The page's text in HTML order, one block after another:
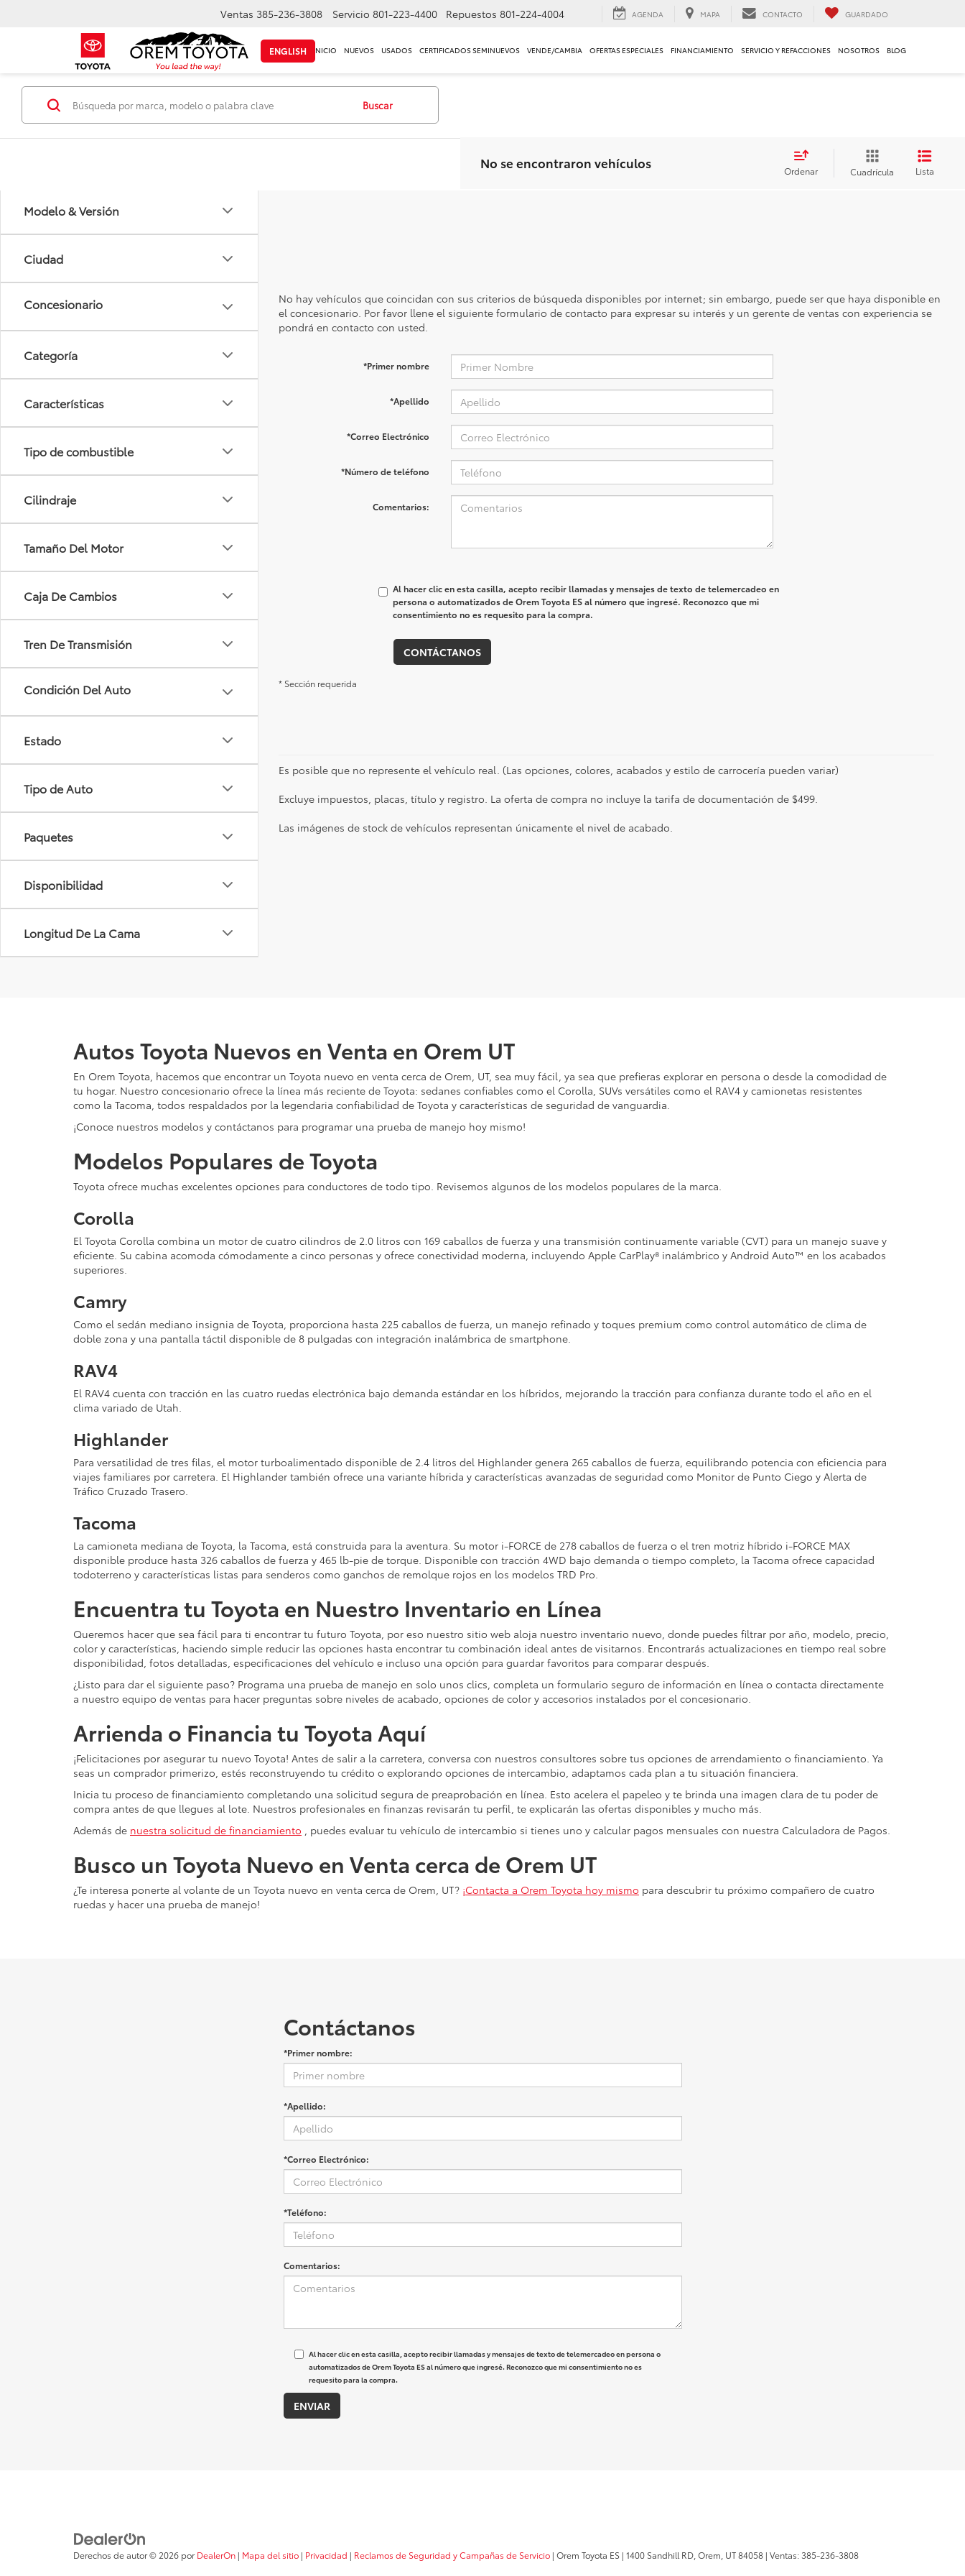
ENGLISH
Ventas 385-236-3808 Servicio 801-223-4400 Repuestos 801-224-4004 AGENDA MAPA CONTACTO GUARDADO
INICIO NUEVOS USADOS CERTIFICADOS SEMINUEVOS VENDE/CAMBIA OFERTAS ESPECIALES FINANCIAMIENTO SERVICIO Y REFACCIONES NOSOTROS BLOG
Modelo & Versión
Ciudad
Categoría
Características
Tipo de combustible
Cilindraje
Tamaño Del Motor
Caja De Cambios
Tren De Transmisión
Estado
Tipo de Auto
Paquetes
Disponibilidad
Longitud De La Cama
Buscar
No se encontraron vehículos Ordenar Cuadrícula Lista
No hay vehículos que coincidan con sus criterios de búsqueda disponibles por internet; sin embargo, puede ser que haya disponible en
el concesionario. Por favor llene el siguiente formulario de contacto para expresar su interés y un gerente de ventas con experiencia se
pondrá en contacto con usted.
*Primer nombre
*Apellido
*Correo Electrónico
*Número de teléfono
Comentarios:
Al hacer clic en esta casilla, acepto recibir llamadas y mensajes de texto de telemercadeo en
persona o automatizados de Orem Toyota ES al número que ingresé. Reconozco que mi
consentimiento no es requesito para la compra.
CONTÁCTANOS
* Sección requerida
Es posible que no represente el vehículo real. (Las opciones, colores, acabados y estilo de carrocería pueden variar)
Excluye impuestos, placas, título y registro. La oferta de compra no incluye la tarifa de documentación de $499.
Las imágenes de stock de vehículos representan únicamente el nivel de acabado.
Autos Toyota Nuevos en Venta en Orem UT
En Orem Toyota, hacemos que encontrar un Toyota nuevo en venta cerca de Orem, UT, sea muy fácil, ya sea que prefieras explorar en persona o desde la comodidad de
tu hogar. Nuestro concesionario ofrece la línea más reciente de Toyota: sedanes confiables como el Corolla, SUVs versátiles como el RAV4 y camionetas resistentes
como la Tacoma, todos respaldados por la legendaria confiabilidad de Toyota y características de seguridad de vanguardia.
¡Conoce nuestros modelos y contáctanos para programar una prueba de manejo hoy mismo!
Modelos Populares de Toyota
Toyota ofrece muchas excelentes opciones para conductores de todo tipo. Revisemos algunos de los modelos populares de la marca.
Corolla
El Toyota Corolla combina un motor de cuatro cilindros de 2.0 litros con 169 caballos de fuerza y una transmisión continuamente variable (CVT) para un manejo suave y
eficiente. Su cabina acomoda cómodamente a cinco personas y ofrece conectividad moderna, incluyendo Apple CarPlay® inalámbrico y Android Auto™ en los acabados
superiores.
Camry
Como el sedán mediano insignia de Toyota, proporciona hasta 225 caballos de fuerza, un manejo refinado y toques premium como control automático de clima de
doble zona y una pantalla táctil disponible de 8 pulgadas con integración inalámbrica de smartphone.
RAV4
El RAV4 cuenta con tracción en las cuatro ruedas electrónica bajo demanda estándar en los híbridos, mejorando la tracción para confianza durante todo el año en el
clima variado de Utah.
Highlander
Para versatilidad de tres filas, el motor turboalimentado disponible de 2.4 litros del Highlander genera 265 caballos de fuerza, equilibrando potencia con eficiencia para
viajes familiares por carretera. El Highlander también ofrece una variante híbrida y características avanzadas de seguridad como Monitor de Punto Ciego y Alerta de
Tráfico Cruzado Trasero.
Tacoma
La camioneta mediana de Toyota, la Tacoma, está construida para la aventura. Su motor i-FORCE de 278 caballos de fuerza o el tren motriz híbrido i-FORCE MAX
disponible produce hasta 326 caballos de fuerza y 465 lb-pie de torque. Disponible con tracción 4WD bajo demanda o tiempo completo, la Tacoma ofrece capacidad
todoterreno y características listas para senderos como ganchos de remolque rojos en los modelos TRD Pro.
Encuentra tu Toyota en Nuestro Inventario en Línea
Queremos hacer que sea fácil para ti encontrar tu futuro Toyota, por eso nuestro sitio web aloja nuestro inventario nuevo, donde puedes filtrar por año, modelo, precio,
color y características, haciendo simple reducir las opciones hasta encontrar tu combinación ideal antes de visitarnos. Encontrarás actualizaciones en tiempo real sobre
disponibilidad, fotos detalladas, especificaciones del vehículo e incluso una opción para guardar favoritos para comparar después.
¿Listo para dar el siguiente paso? Programa una prueba de manejo en solo unos clics, completa un formulario seguro de información en línea o contacta directamente
a nuestro equipo de ventas para hacer preguntas sobre niveles de acabado, opciones de color y accesorios instalados por el concesionario.
Arrienda o Financia tu Toyota Aquí
¡Felicitaciones por asegurar tu nuevo Toyota! Antes de salir a la carretera, conversa con nuestros consultores sobre tus opciones de arrendamiento o financiamiento. Ya
seas un comprador primerizo, estés reconstruyendo tu crédito o explorando opciones de intercambio, adaptamos cada plan a tu situación financiera.
Inicia tu proceso de financiamiento completando una solicitud segura de preaprobación en línea. Esto acelera el papeleo y te brinda una imagen clara de tu poder de
compra antes de que llegues al lote. Nuestros profesionales en finanzas revisarán tu perfil, te explicarán las ofertas disponibles y mucho más.
Además de nuestra solicitud de financiamiento , puedes evaluar tu vehículo de intercambio si tienes uno y calcular pagos mensuales con nuestra Calculadora de Pagos.
Busco un Toyota Nuevo en Venta cerca de Orem UT
¿Te interesa ponerte al volante de un Toyota nuevo en venta cerca de Orem, UT? ¡Contacta a Orem Toyota hoy mismo para descubrir tu próximo compañero de cuatro
ruedas y hacer una prueba de manejo!
Contáctanos
*Primer nombre:
*Apellido:
*Correo Electrónico:
*Teléfono:
Comentarios:
Al hacer clic en esta casilla, acepto recibir llamadas y mensajes de texto de telemercadeo en persona o
automatizados de Orem Toyota ES al número que ingresé. Reconozco que mi consentimiento no es
requesito para la compra.
Derechos de autor © 2026 porDealerOn | Mapa del sitio | Privacidad | Reclamos de Seguridad y Campañas de Servicio | Orem Toyota ES | 1400 Sandhill RD,Orem, UT84058 | Ventas:385-236-3808